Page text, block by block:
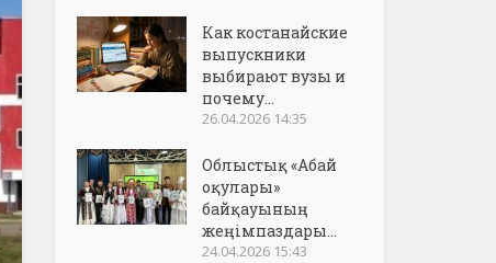
Как костанайские
выпускники
выбирают вузы и
почему...
26.04.2026 14:35
Облыстық «Абай
оқулары»
байқауының
жеңімпаздары...
24.04.2026 15:43